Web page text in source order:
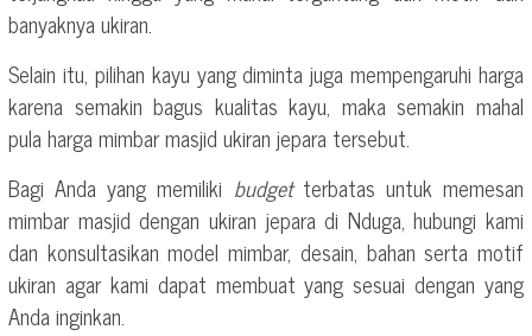
banyaknya ukiran.
Selain itu, pilihan kayu yang diminta juga mempengaruhi harga
karena semakin bagus kualitas kayu, maka semakin mahal
pula harga mimbar masjid ukiran jepara tersebut.
Bagi Anda yang memiliki budget terbatas untuk memesan
mimbar masjid dengan ukiran jepara di Nduga, hubungi kami
dan konsultasikan model mimbar, desain, bahan serta motif
ukiran agar kami dapat membuat yang sesuai dengan yang
Anda inginkan.